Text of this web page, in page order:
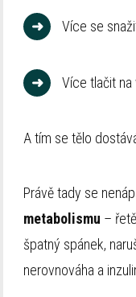
➜ Více se
➜ Více tlačit na
A tím se tělo
Právě tady se
metabolismu –
špatný spánek,
nerovnováha a